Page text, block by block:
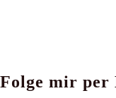
Folge mir per